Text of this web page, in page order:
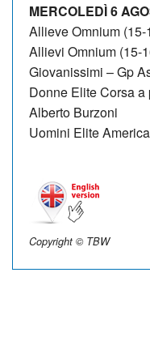
MERCOLEDÌ 6
Allieve Omnium
Allievi Omnium (15-
Giovanissimi – Gp
Donne Elite Corsa
Alberto Burzoni
Uomini Elite
Copyright © TBW